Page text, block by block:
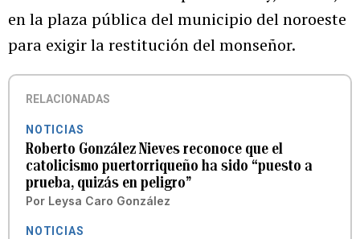
en la plaza pública del municipio del noroeste
para exigir la restitución del monseñor.
RELACIONADAS
NOTICIAS
Roberto González Nieves reconoce que el
catolicismo puertorriqueño ha sido “puesto a
prueba, quizás en peligro”
Por Leysa Caro González
NOTICIAS